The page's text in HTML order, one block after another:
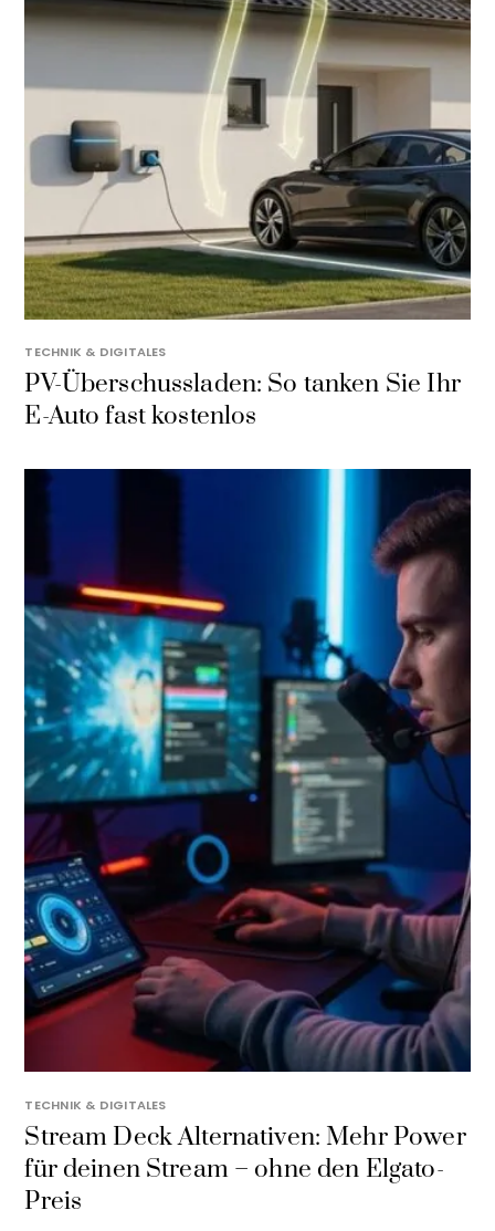
TECHNIK & DIGITALES
PV-Überschussladen: So tanken Sie Ihr
E-Auto fast kostenlos
TECHNIK & DIGITALES
Stream Deck Alternativen: Mehr Power
für deinen Stream – ohne den Elgato-
Preis